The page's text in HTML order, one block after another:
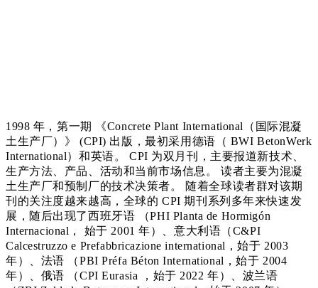
1998 年，第一期 《Concrete Plant International（国际混凝
土生产厂）》 (CPI) 出版，最初采用德语（ BWI BetonWerk
International）和英语。 CPI 为双月刊，主要报道新技术、
生产方法、产品、活动和当前市场信息。 读者主要为混凝
土生产厂和预制厂的技术决策者。 随着全球读者群对该期
刊的关注度越来越高，全球的 CPI 期刊系列多年来快速发
展，随后出现了西班牙语 （PHI Planta de Hormigón
Internacional， 始于 2001 年）、意大利语（C&PI
Calcestruzzo e Prefabbricazione international，始于 2003
年）、法语 （PBI Préfa Béton International，始于 2004
年）、俄语 （CPI Eurasia ，始于 2022 年）、波兰语